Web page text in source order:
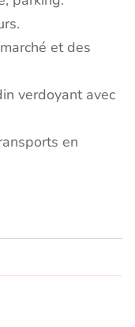
et des
verdoyant avec
en